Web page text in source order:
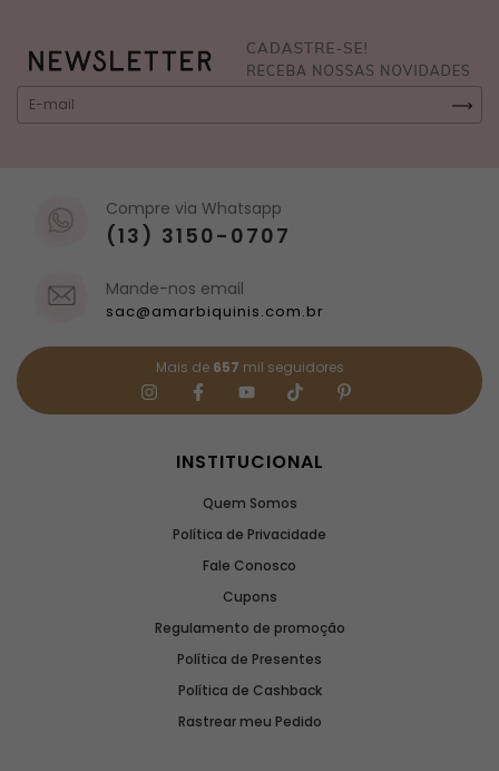
Compre via Whatsapp
(13) 3150-0707
Mande-nos email
sac@amarbiquinis.com.br
Mais de 657 mil seguidores
INSTITUCIONAL
Quem Somos
Política de Privacidade
Fale Conosco
Cupons
Regulamento de promoção
Política de Presentes
Política de Cashback
Rastrear meu Pedido